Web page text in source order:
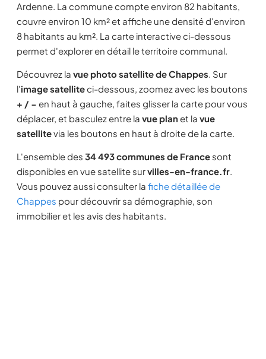
Ardenne. La commune compte environ 82 habitants,
couvre environ 10 km² et affiche une densité d'environ
8 habitants au km². La carte interactive ci-dessous
permet d'explorer en détail le territoire communal.
Découvrez la vue photo satellite de Chappes. Sur
l'image satelliteci-dessous, zoomez avec les boutons
+ / − en haut à gauche, faites glisser la carte pour vous
déplacer, et basculez entre la vue planet la vue
satellitevia les boutons en haut à droite de la carte.
L'ensemble des 34 493 communes de France sont
disponibles en vue satellite survilles-en-france.fr.
Vous pouvez aussi consulter la fiche détaillée de
Chappes pour découvrir sa démographie, son
immobilier et les avis des habitants.